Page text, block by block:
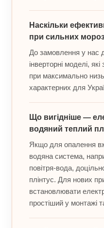
Наскільки
при сильних
До замовлення у нас
інверторні моделі,
при максимально
характерних для
Що вигідніше —
водяний теплий
Якщо для опалення
водяна система,
повітря-вода,
плінтус. Для нових
встановлювати
простіший у монтажі